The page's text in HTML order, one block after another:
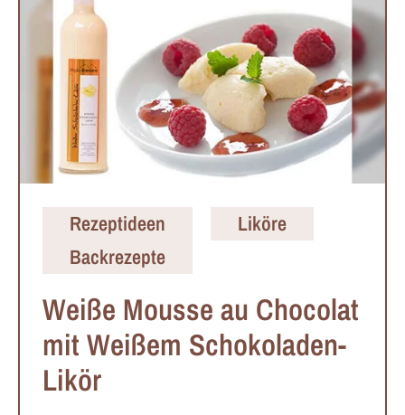
Rezeptideen
Liköre
Backrezepte
Weiße Mousse au Chocolat
mit Weißem Schokoladen-
Likör